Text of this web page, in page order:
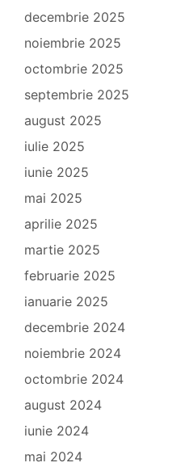
decembrie 2025
noiembrie 2025
octombrie 2025
septembrie 2025
august 2025
iulie 2025
iunie 2025
mai 2025
aprilie 2025
martie 2025
februarie 2025
ianuarie 2025
decembrie 2024
noiembrie 2024
octombrie 2024
august 2024
iunie 2024
mai 2024